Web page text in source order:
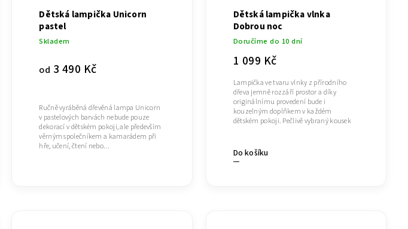
Dětská lampička Unicorn
pastel
Skladem
od 3 490 Kč
Ručně vyráběná dřevěná lampa Unicorn
v pastelových barvách nebude pouze
dekorací v dětském pokoji, ale především
věrným společníkem a kamarádem při
hře, učení, čtení nebo...
Dětská lampička vlnka
Dobrou noc
Doručíme do 10 dní
1 099 Kč
Do košíku
Lampička ve tvaru vlnky z přírodního
dřeva jemně rozzáří prostor a díky
originálnímu provedení bude i
kouzelným doplňkem v každém
dětském pokoji. Pečlivě vybraný kousek